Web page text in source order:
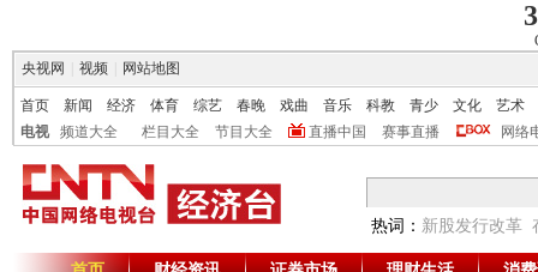
央视网
视频 网站地图
首页 新闻 经济 体育 综艺 春晚 戏曲 音乐 科教 青少 文化
艺术
电视
频道大全 栏目大全 节目大全 直播中国 赛事直播 网络
热词： 新股发行改革